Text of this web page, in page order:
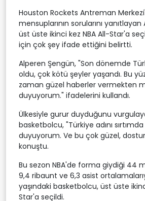
Houston Rockets Antreman
mensuplarının sorularını
üst üste ikinci kez NBA All-Star'a
için çok şey ifade ettiğini belirtti.
Alperen Şengün, "Son dönemde
oldu, çok kötü şeyler yaşandı. Bu
zaman güzel haberler vermekten
duyuyorum." ifadelerini kullandı.
Ülkesiyle gurur duyduğunu
basketbolcu, "Türkiye adını
duyuyorum. Ve bu çok güzel,
konuştu.
Bu sezon NBA'de forma giydiği 44
9,4 ribaunt ve 6,3 asist
yaşındaki basketbolcu, üst üste
Star'a seçildi.